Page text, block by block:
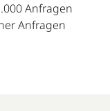
Anfragen
Anfragen